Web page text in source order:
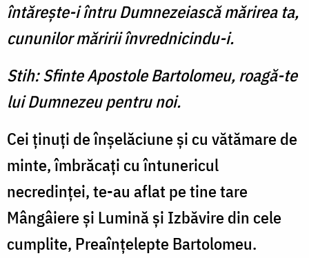
întăreşte-i întru Dumnezeiască mărirea ta,
cununilor măririi învrednicindu-i.
Stih: Sfinte Apostole Bartolomeu, roagă-te
lui Dumnezeu pentru noi.
Cei ţinuţi de înşelăciune şi cu vătămare de
minte, îmbrăcaţi cu întunericul
necredinţei, te-au aflat pe tine tare
Mângâiere şi Lumină şi Izbăvire din cele
cumplite, Preaînţelepte Bartolomeu.